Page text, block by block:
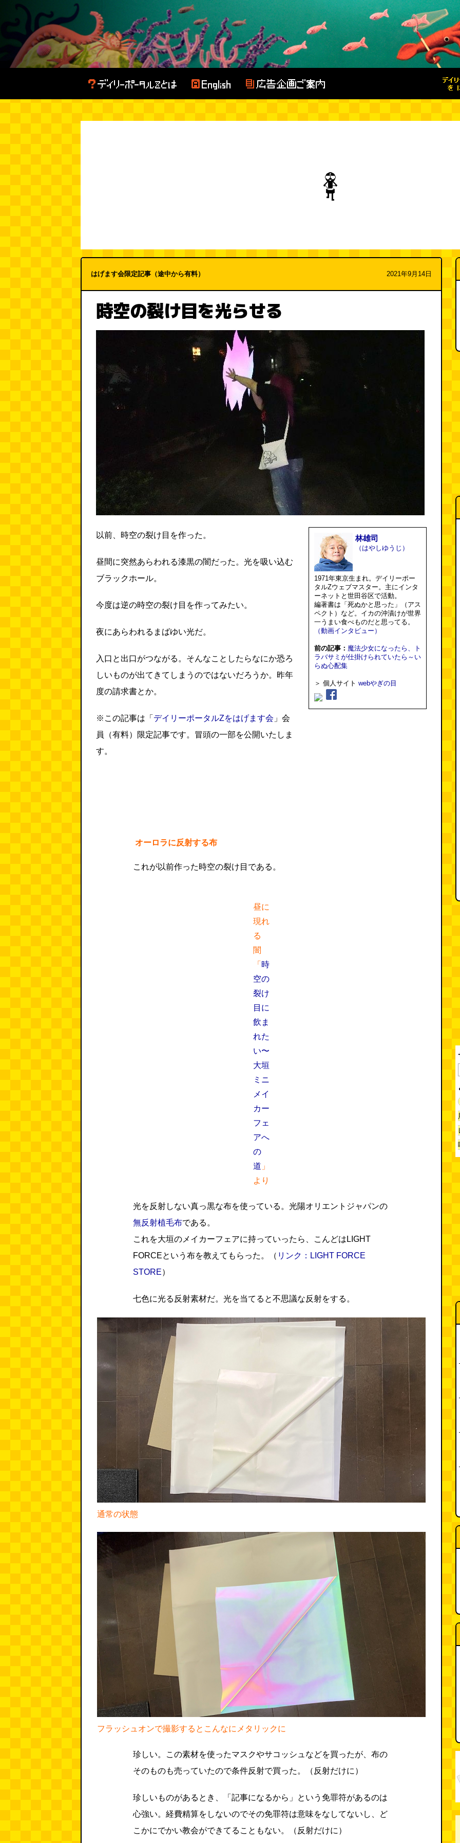
はげます会限定記事（途中から有料） 2021年9月14日
時空の裂け目を光らせる
以前、時空の裂け目を作った。
昼間に突然あらわれる漆黒の闇だった。光を吸い込む
ブラックホール。
今度は逆の時空の裂け目を作ってみたい。
夜にあらわれるまばゆい光だ。
入口と出口がつながる。そんなことしたらなにか恐ろ
しいものが出てきてしまうのではないだろうか。昨年
度の請求書とか。
※この記事は「 デイリーポータルZをはげます会 」会
員（有料）限定記事です。冒頭の一部を公開いたしま
す。
林雄司
（はやしゆうじ）
1971年東京生まれ。デイリーポー
タルZウェブマスター。主にインタ
ーネットと世田谷区で活動。
編著書は「死ぬかと思った」（アス
ペクト）など。イカの沖漬けが世界
一うまい食べものだと思ってる。
（動画インタビュー）
前の記事： 魔法少女になったら、ト
ラバサミが仕掛けられていたら～い
らぬ心配集
＞ 個人サイト webやぎの目
オーロラに反射する布
これが以前作った時空の裂け目である。
昼に
現れ
る
闇
「 時
空の
裂け
目に
飲ま
れた
い〜
大垣
ミニ
メイ
カー
フェ
アへ
の
道 」
より
光を反射しない真っ黒な布を使っている。光陽オリエントジャパンの
無反射植毛布である。
これを大垣のメイカーフェアに持っていったら、こんどはLIGHT
FORCEという布を教えてもらった。（ リンク：LIGHT FORCE
STORE）
七色に光る反射素材だ。光を当てると不思議な反射をする。
通常の状態
フラッシュオンで撮影するとこんなにメタリックに
珍しい。この素材を使ったマスクやサコッシュなどを買ったが、布の
そのものも売っていたので条件反射で買った。（反射だけに）
珍しいものがあるとき、「記事になるから」という免罪符があるのは
心強い。経費精算をしないのでその免罪符は意味をなしてないし、ど
こかにでかい教会ができてることもない。（反射だけに）